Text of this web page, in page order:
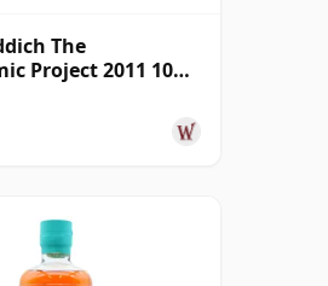
The
Project 2011 10